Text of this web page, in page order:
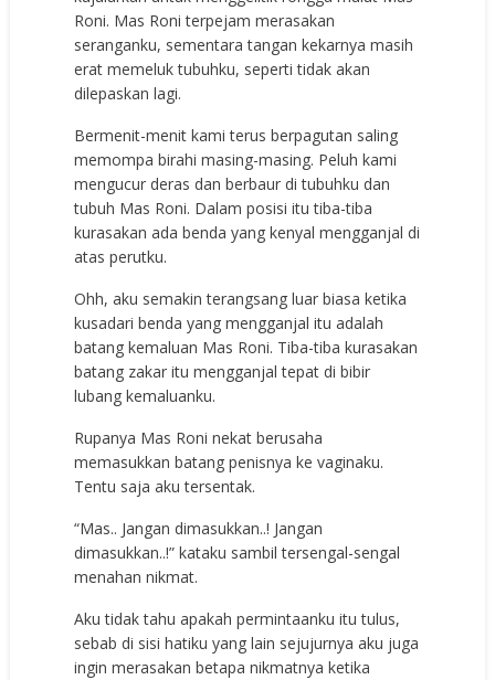
Roni. Mas Roni terpejam merasakan
seranganku, sementara tangan kekarnya masih
erat memeluk tubuhku, seperti tidak akan
dilepaskan lagi.
Bermenit-menit kami terus berpagutan saling
memompa birahi masing-masing. Peluh kami
mengucur deras dan berbaur di tubuhku dan
tubuh Mas Roni. Dalam posisi itu tiba-tiba
kurasakan ada benda yang kenyal mengganjal di
atas perutku.
Ohh, aku semakin terangsang luar biasa ketika
kusadari benda yang mengganjal itu adalah
batang kemaluan Mas Roni. Tiba-tiba kurasakan
batang zakar itu mengganjal tepat di bibir
lubang kemaluanku.
Rupanya Mas Roni nekat berusaha
memasukkan batang penisnya ke vaginaku.
Tentu saja aku tersentak.
“Mas.. Jangan dimasukkan..! Jangan
dimasukkan..!” kataku sambil tersengal-sengal
menahan nikmat.
Aku tidak tahu apakah permintaanku itu tulus,
sebab di sisi hatiku yang lain sejujurnya aku juga
ingin merasakan betapa nikmatnya ketika